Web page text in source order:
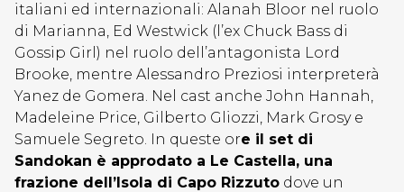
italiani ed internazionali: Alanah Bloor nel ruolo
di Marianna, Ed Westwick (l’ex Chuck Bass di
Gossip Girl) nel ruolo dell’antagonista Lord
Brooke, mentre Alessandro Preziosi interpreterà
Yanez de Gomera. Nel cast anche John Hannah,
Madeleine Price, Gilberto Gliozzi, Mark Grosy e
Samuele Segreto. In queste ore il set di
Sandokan è approdato a Le Castella, una
frazione dell’Isola di Capo Rizzuto dove un